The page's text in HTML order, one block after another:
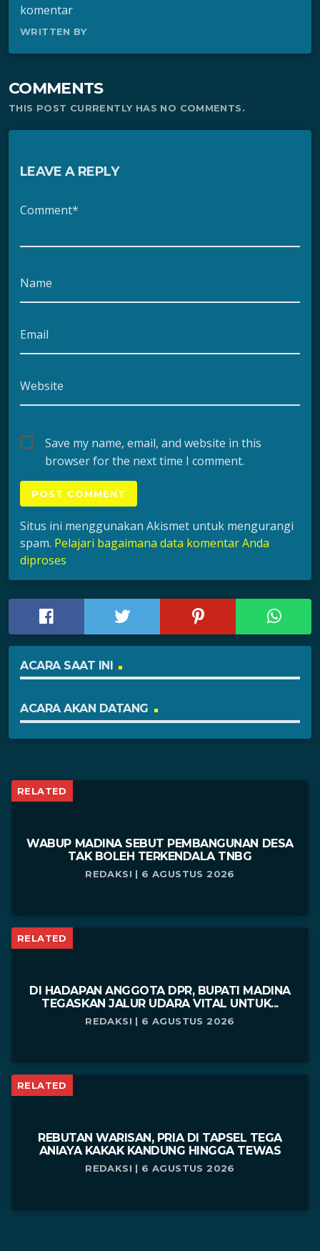
komentar
WRITTEN BY
COMMENTS
THIS POST CURRENTLY HAS NO COMMENTS.
LEAVE A REPLY
Comment*
Name
Email
Website
Save my name, email, and website in this
browser for the next time I comment.
Situs ini menggunakan Akismet untuk mengurangi
spam. Pelajari bagaimana data komentar Anda
diproses
ACARA SAAT INI
ACARA AKAN DATANG
RELATED
WABUP MADINA SEBUT PEMBANGUNAN DESA
TAK BOLEH TERKENDALA TNBG
REDAKSI | 6 AGUSTUS 2026
RELATED
DI HADAPAN ANGGOTA DPR, BUPATI MADINA
TEGASKAN JALUR UDARA VITAL UNTUK...
REDAKSI | 6 AGUSTUS 2026
RELATED
REBUTAN WARISAN, PRIA DI TAPSEL TEGA
ANIAYA KAKAK KANDUNG HINGGA TEWAS
REDAKSI | 6 AGUSTUS 2026